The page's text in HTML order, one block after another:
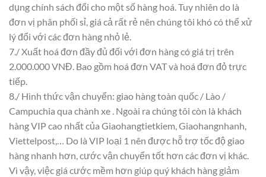
dụng chính sách đổi cho một số hàng hoá. Tuy nhiên do là
đơn vị phân phối sỉ, giá cả rất rẻ nên chúng tôi khó có thể xử
lý đổi với các đơn hàng nhỏ lẻ.
7./ Xuất hoá đơn đầy đủ đối với đơn hàng có giá trị trên
2.000.000 VNĐ. Bao gồm hoá đơn VAT và hoá đơn đỏ trực
tiếp.
8./ Hình thức vận chuyển: giao hàng toàn quốc / Lào /
Campuchia qua chành xe . Ngoài ra chúng tôi còn là khách
hàng VIP cao nhất của Giaohangtietkiem, Giaohangnhanh,
Viettelpost,… Do là VIP loại 1 nên được hỗ trợ tốc độ giao
hàng nhanh hơn, cước vận chuyển tốt hơn các đơn vị khác.
Vì vậy, việc giá cước mềm hơn giúp quý khách hàng giảm